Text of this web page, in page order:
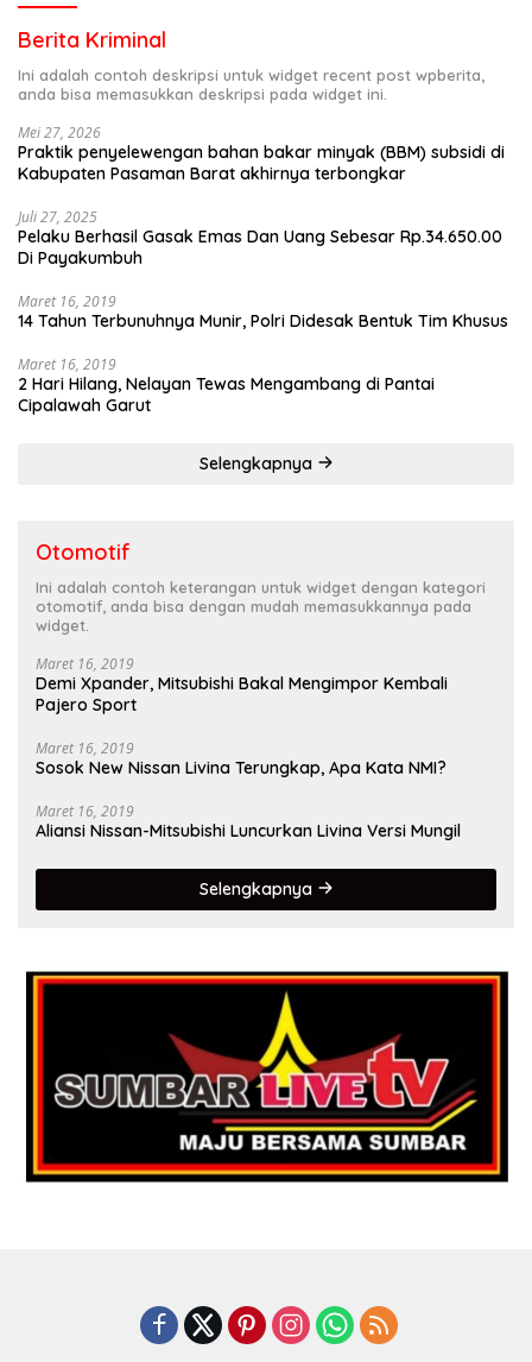
Berita Kriminal
Ini adalah contoh deskripsi untuk widget recent post wpberita,
anda bisa memasukkan deskripsi pada widget ini.
Mei 27, 2026
Praktik penyelewengan bahan bakar minyak (BBM) subsidi di
Kabupaten Pasaman Barat akhirnya terbongkar
Juli 27, 2025
Pelaku Berhasil Gasak Emas Dan Uang Sebesar Rp.34.650.00
Di Payakumbuh
Maret 16, 2019
14 Tahun Terbunuhnya Munir, Polri Didesak Bentuk Tim Khusus
Maret 16, 2019
2 Hari Hilang, Nelayan Tewas Mengambang di Pantai
Cipalawah Garut
Selengkapnya
Otomotif
Ini adalah contoh keterangan untuk widget dengan kategori
otomotif, anda bisa dengan mudah memasukkannya pada
widget.
Maret 16, 2019
Demi Xpander, Mitsubishi Bakal Mengimpor Kembali
Pajero Sport
Maret 16, 2019
Sosok New Nissan Livina Terungkap, Apa Kata NMI?
Maret 16, 2019
Aliansi Nissan-Mitsubishi Luncurkan Livina Versi Mungil
Selengkapnya